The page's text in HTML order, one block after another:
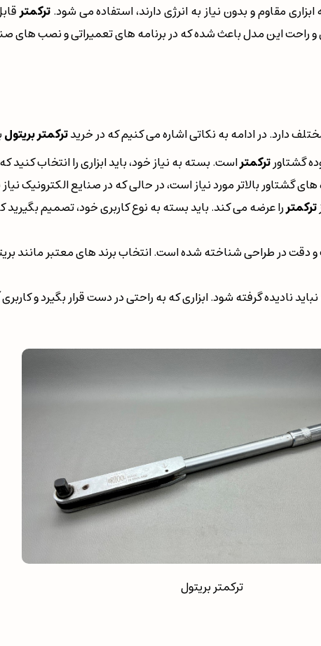
مقاوم و بدون نیاز به انرژی دارند، استفاده می شود.ترکمتر
راحت این مدل باعث شده که در برنامه های تعمیراتی و نصب های
دارد. در ادامه به نکاتی اشاره می کنیم که در خریدترکمتر بریتول
گشتاورترکمتراست. بسته به نیاز خود، باید ابزاری را انتخاب کنید
گشتاور بالاتر مورد نیاز است، در حالی که در صنایع الکترونیک
ترکمتررا عرضه می کند. باید بسته به نوع کاربری خود، تصمیم بگیرید
دقت در طراحی شناخته شده است. انتخاب برند های معتبر مانند
نادیده گرفته شود. ابزاری که به راحتی در دست قرار بگیرد و
ترکمتر بریتول